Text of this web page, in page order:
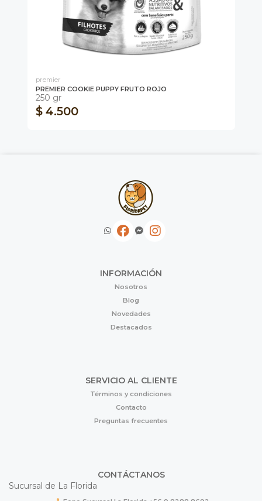
premier
PREMIER COOKIE PUPPY FRUTO ROJO
250 gr
$ 4.500
INFORMACIÓN
Nosotros
Blog
Novedades
Destacados
SERVICIO AL CLIENTE
Términos y condiciones
Contacto
Preguntas frecuentes
CONTÁCTANOS
Sucursal de La Florida